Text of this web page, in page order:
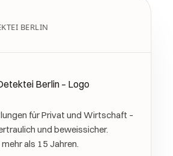
BERLIN
für Privat und Wirtschaft –
und beweissicher.
als 15 Jahren.